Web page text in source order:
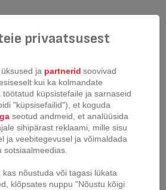
cm. See on valmistatud klaasist ja
iga kaanega eraldi integreeritud ja nii ei pea
otsima ega aeg-ajalt asju
käepidemed hõlpsaks hoidmiseks,
peale ja käepide mahub automaatselt
ümber kaitseb Ingenio köögitarbeid
privaatsusest
ja partnerid soovivad
kui ka kolmandate
küpsistefaile ja sarnaseid
"küpsisefailid"), et koguda
seotud andmeid, et analüüsida
sihipärast reklaami, mille sisu
ja veebitegevusel ja võimaldada
sotsiaalmeedias.
kas nõustuda või tagasi lükata
klõpsates nuppu "Nõustu kõigi